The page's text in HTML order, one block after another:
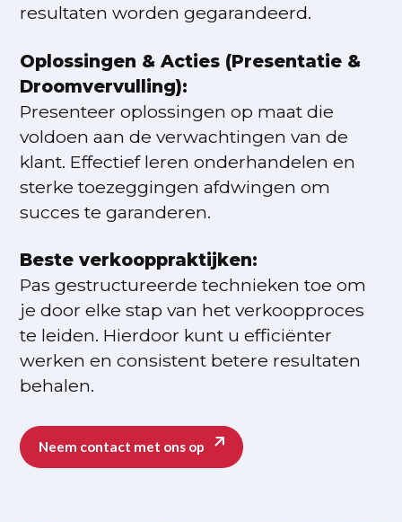
resultaten worden gegarandeerd.
Oplossingen & Acties (Presentatie &
Droomvervulling):
Presenteer oplossingen op maat die
voldoen aan de verwachtingen van de
klant. Effectief leren onderhandelen en
sterke toezeggingen afdwingen om
succes te garanderen.
Beste verkooppraktijken:
Pas gestructureerde technieken toe om
je door elke stap van het verkoopproces
te leiden. Hierdoor kunt u efficiënter
werken en consistent betere resultaten
behalen.
Neem contact met ons op